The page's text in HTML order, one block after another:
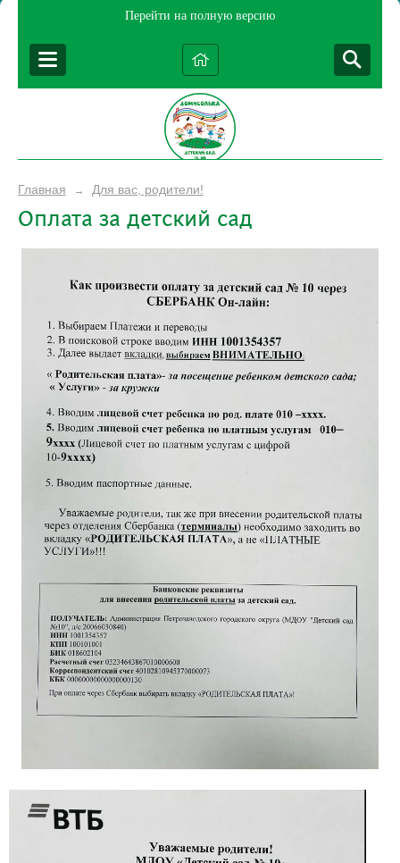
Перейти на полную версию
Главная → Для вас, родители!
Оплата за детский сад